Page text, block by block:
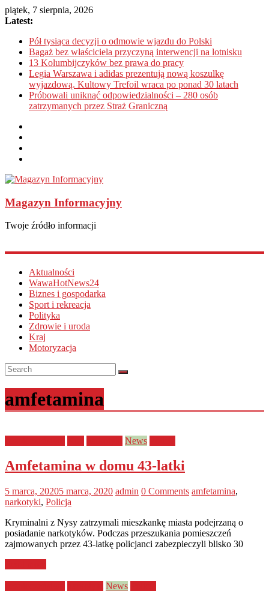
piątek, 7 sierpnia, 2026
Latest:
Pół tysiąca decyzji o odmowie wjazdu do Polski
Bagaż bez właściciela przyczyną interwencji na lotnisku
13 Kolumbijczyków bez prawa do pracy
Legia Warszawa i adidas prezentują nową koszulkę
wyjazdową. Kultowy Trefoil wraca po ponad 30 latach
Próbowali uniknąć odpowiedzialności – 280 osób
zatrzymanych przez Straż Graniczną
Magazyn Informacyjny
Twoje źródło informacji
Aktualności
WawaHotNews24
Biznes i gospodarka
Sport i rekreacja
Polityka
Zdrowie i uroda
Kraj
Motoryzacja
amfetamina
News
Amfetamina w domu 43-latki
5 marca, 20205 marca, 2020 admin 0 Comments amfetamina,
narkotyki, Policja
Kryminalni z Nysy zatrzymali mieszkankę miasta podejrzaną o
posiadanie narkotyków. Podczas przeszukania pomieszczeń
zajmowanych przez 43-latkę policjanci zabezpieczyli blisko 30
News